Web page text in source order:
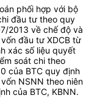
phối hợp với bộ
đầu tư theo quy
2013 về chế độ và
đầu tư XDCB từ
xác số liệu quyết
soát chi theo
của BTC quy định
NSNN theo niên
của BTC, KBNN.